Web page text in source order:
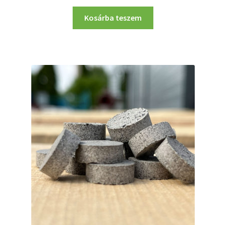
Kosárba teszem